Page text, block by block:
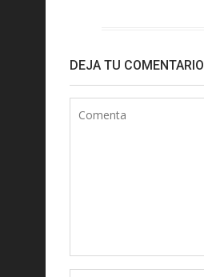
DEJA TU COMENTARIO